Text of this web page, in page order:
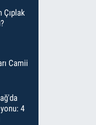
Çıplak
Camii
4